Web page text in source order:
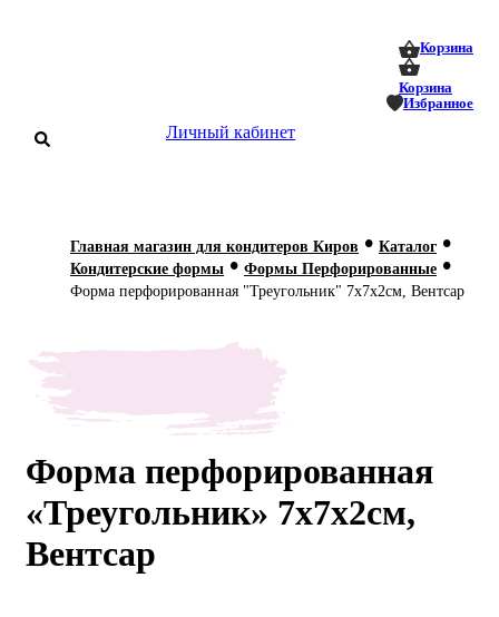
Корзина
Корзина
Избранное
Личный кабинет
О нас
Мастер-
классы
Главная магазин для кондитеров Киров • Каталог •
Кондитерские формы • Формы Перфорированные •
Форма перфорированная "Треугольник" 7х7х2см, Вентсар
Форма перфорированная
«Треугольник» 7х7х2см,
Вентсар